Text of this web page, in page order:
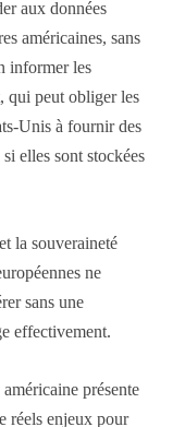
aux données
américaines, sans
informer les
qui peut obliger les
Unis à fournir des
elles sont stockées
la souveraineté
ne
sans une
effectivement.
présente
réels enjeux pour